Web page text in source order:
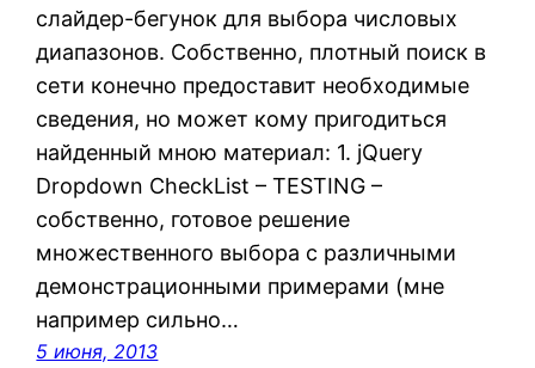
слайдер-бегунок для выбора числовых
диапазонов. Собственно, плотный поиск в
сети конечно предоставит необходимые
сведения, но может кому пригодиться
найденный мною материал: 1. jQuery
Dropdown CheckList – TESTING –
собственно, готовое решение
множественного выбора с различными
демонстрационными примерами (мне
например сильно…
5 июня, 2013